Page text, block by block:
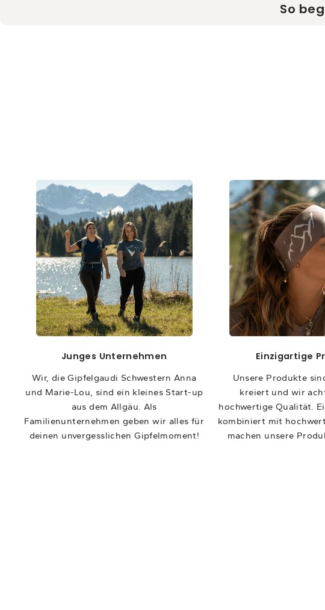
So
Junges Unternehmen
Wir, die Gipfelgaudi Schwestern Anna
und Marie-Lou, sind ein kleines Start-up
aus dem Allgäu. Als
Familienunternehmen geben wir alles für
deinen unvergesslichen Gipfelmoment!
Einzigartige
Unsere Produkte
kreiert und wir
hochwertige Qualität.
kombiniert mit
machen unsere